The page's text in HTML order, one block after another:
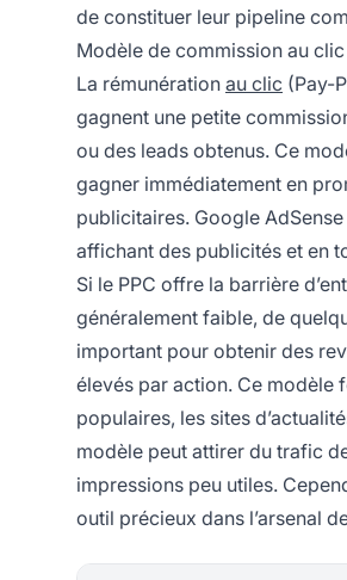
de constituer leur pipeline
Modèle de commission au clic
La rémunération au clic (Pay-
gagnent une petite
ou des leads obtenus. Ce
gagner immédiatement en
publicitaires. Google
affichant des publicités et en
Si le PPC offre la barrière
généralement faible, de
important pour obtenir des
élevés par action. Ce modèle
populaires, les sites
modèle peut attirer du trafic
impressions peu utiles.
outil précieux dans l’arsenal